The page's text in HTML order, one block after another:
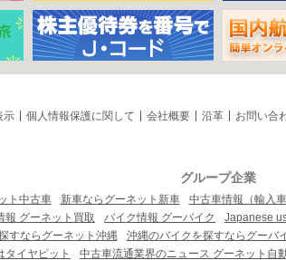
示 個人情報保護に関して 会社概要 沿革 お問い合
グループ企業
ト中古車 新車ならグーネット新車 中古車情報（輸入
報 グーネット買取
バイク情報 グーバイク Japanese
すならグーネット沖縄
沖縄のバイクを探すならグーバ
タイヤピット
中古車流通業界のニュース グーネット自